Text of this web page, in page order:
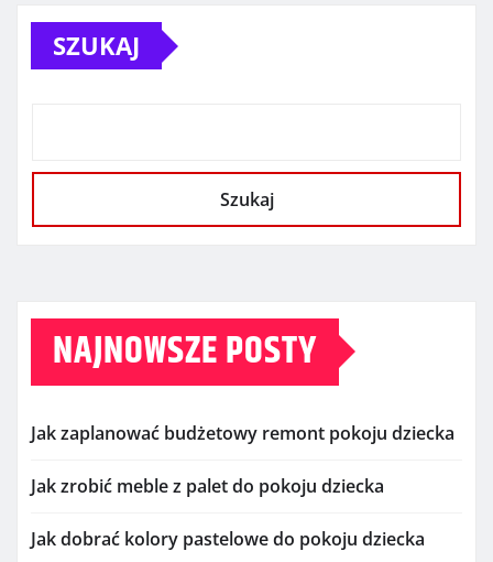
SZUKAJ
Szukaj
NAJNOWSZE POSTY
Jak zaplanować budżetowy remont pokoju dziecka
Jak zrobić meble z palet do pokoju dziecka
Jak dobrać kolory pastelowe do pokoju dziecka